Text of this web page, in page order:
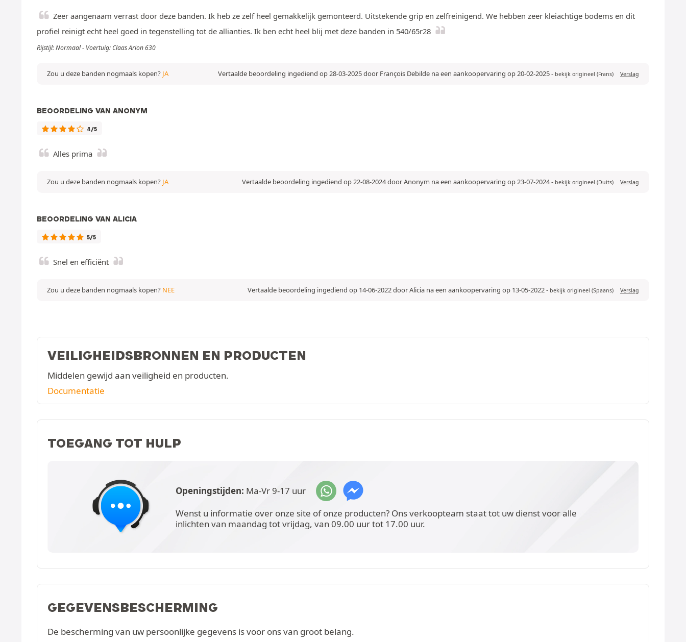
Zeer aangenaam verrast door deze banden. Ik heb ze zelf heel gemakkelijk gemonteerd. Uitstekende grip en zelfreinigend. We hebben zeer kleiachtige bodems en dit
profiel reinigt echt heel goed in tegenstelling tot de allianties. Ik ben echt heel blij met deze banden in 540/65r28
Rijstijl: Normaal - Voertuig: Claas Arion 630
Vertaalde beoordeling ingediend op 28-03-2025 door François Debilde na een aankoopervaring op 20-02-2025- bekijk origineel (Frans) Verslag
Zou u deze banden nogmaals kopen? JA
BEOORDELING VAN ANONYM
4/5
Alles prima
Vertaalde beoordeling ingediend op 22-08-2024 door Anonym na een aankoopervaring op 23-07-2024- bekijk origineel (Duits) Verslag
Zou u deze banden nogmaals kopen? JA
BEOORDELING VAN ALICIA
5/5
Snel en efficiënt
Vertaalde beoordeling ingediend op 14-06-2022 door Alicia na een aankoopervaring op 13-05-2022- bekijk origineel (Spaans) Verslag
Zou u deze banden nogmaals kopen? NEE
VEILIGHEIDSBRONNEN EN PRODUCTEN
Middelen gewijd aan veiligheid en producten.
Documentatie
TOEGANG TOT HULP
Openingstijden: Ma-Vr 9-17 uur
Wenst u informatie over onze site of onze producten? Ons verkoopteam staat tot uw dienst voor alle
inlichten van maandag tot vrijdag, van 09.00 uur tot 17.00 uur.
GEGEVENSBESCHERMING
De bescherming van uw persoonlijke gegevens is voor ons van groot belang.